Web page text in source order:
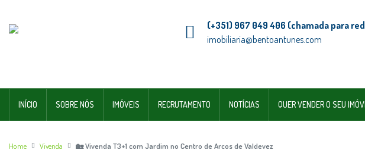
(+351) 967 049 406 (chamada para
imobiliaria@bentoantunes.com
INÍCIO SOBRE NÓS IMÓVEIS RECRUTAMENTO NOTÍCIAS QUER VENDER O SEU
Home Vivenda 🏡 Vivenda T3+1 com Jardim no Centro de Arcos de Valdevez